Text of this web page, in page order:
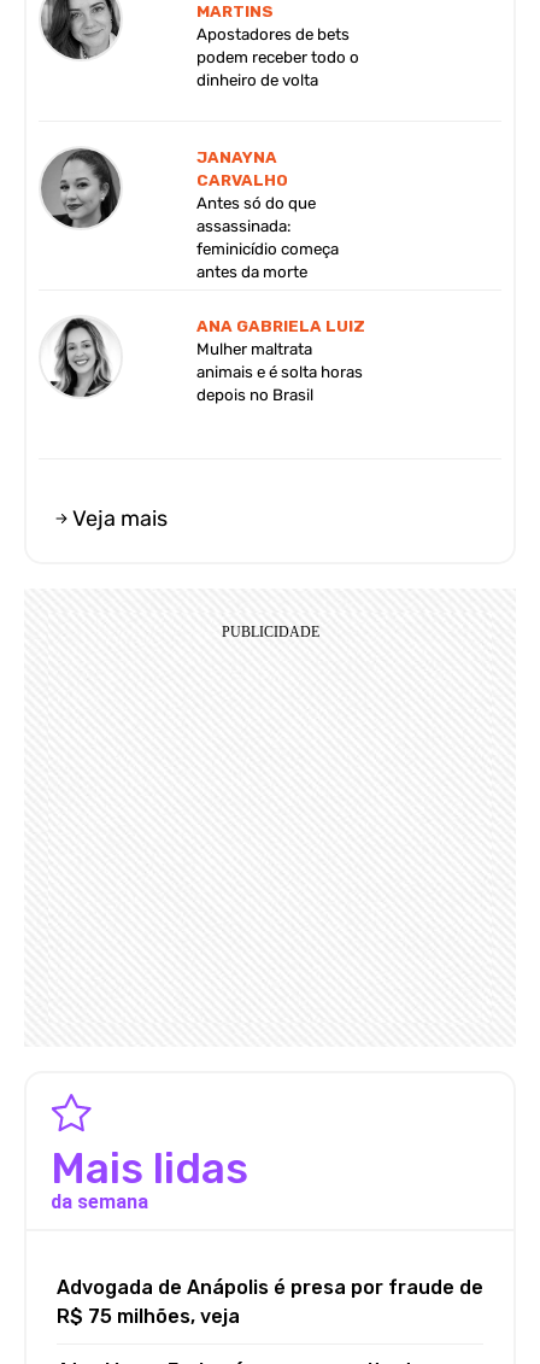
MARTINS
Apostadores de bets
podem receber todo o
dinheiro de volta
JANAYNA
CARVALHO
Antes só do que
assassinada:
feminicídio começa
antes da morte
ANA GABRIELA LUIZ
Mulher maltrata
animais e é solta horas
depois no Brasil
Veja mais
Mais lidas
da semana
Advogada de Anápolis é presa por fraude de
R$ 75 milhões, veja